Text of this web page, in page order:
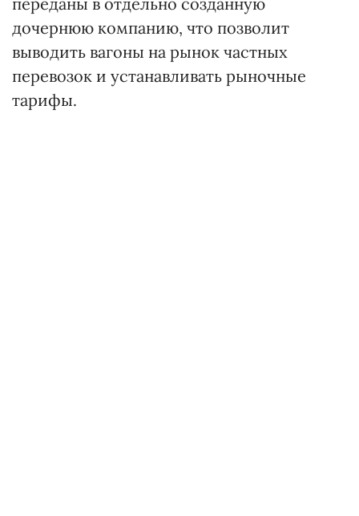
дочернюю компанию, что позволит
выводить вагоны на рынок частных
перевозок и устанавливать рыночные
тарифы.